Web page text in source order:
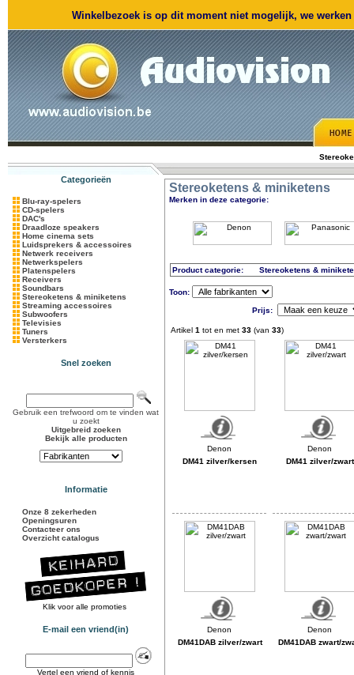
Winkelbezoek is op dit moment niet mogelijk, we
Categorieën
Blu-ray-spelers
CD-spelers
DAC's
Draadloze speakers
Home cinema sets
Luidsprekers & accessoires
Netwerk receivers
Netwerkspelers
Platenspelers
Receivers
Soundbars
Stereoketens & miniketens
Streaming accessoires
Subwoofers
Televisies
Tuners
Versterkers
Snel zoeken
Gebruik een trefwoord om te vinden wat
u zoekt
Uitgebreid zoeken
Bekijk alle producten
Informatie
Onze 8 zekerheden
Openingsuren
Contacteer ons
Overzicht catalogus
Klik voor alle promoties
E-mail een vriend(in)
Vertel een vriend of kennis
Stereoketens & miniketens
Merken in deze categorie:
Product categorie: Stereoketens &
Toon:
Prijs:
Artikel 1 tot en met 33 (van 33)
DM41 zilver/kersen DM41 zilver/zwart
DM41DAB zilver/zwart DM41DAB zwart/